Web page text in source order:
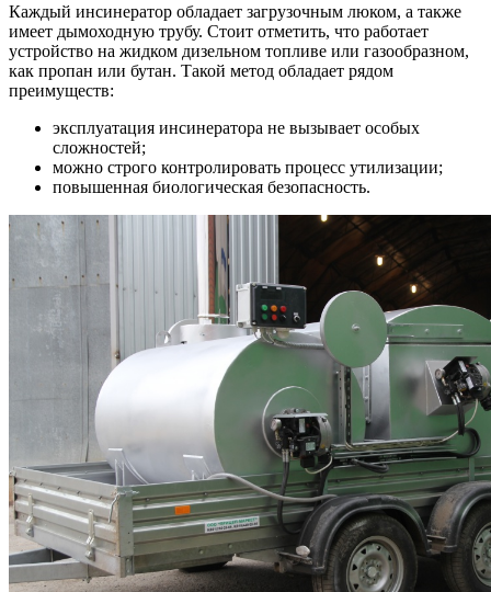
Каждый инсинератор обладает загрузочным люком, а также
имеет дымоходную трубу. Стоит отметить, что работает
устройство на жидком дизельном топливе или газообразном,
как пропан или бутан. Такой метод обладает рядом
преимуществ:
эксплуатация инсинератора не вызывает особых
сложностей;
можно строго контролировать процесс утилизации;
повышенная биологическая безопасность.